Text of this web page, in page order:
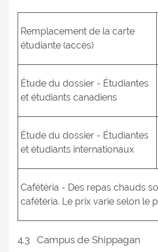
Remplacement de la carte
étudiante (accès)
Étude du dossier - Étudiantes
et étudiants canadiens
Étude du dossier - Étudiantes
et étudiants internationaux
Cafétéria - Des repas chauds
cafétéria. Le prix varie selon le
4.3 Campus de Shippagan